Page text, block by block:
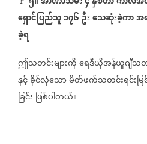
ရှောင်ပြည်သူ၁၇၆ ဦးသေဆုံးခဲ့ကာအ
ခဲ့ရ
ဤသတင်းများကိုရေဒီယိုအန်ယူဂျီသတ
နှင့်ခိုင်လုံသောမိတ်ဖက်သတင်းရင်းမြ
ခြင်း ဖြစ်ပါတယ်။